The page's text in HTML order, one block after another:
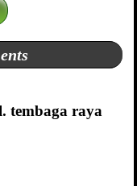
tembaga raya